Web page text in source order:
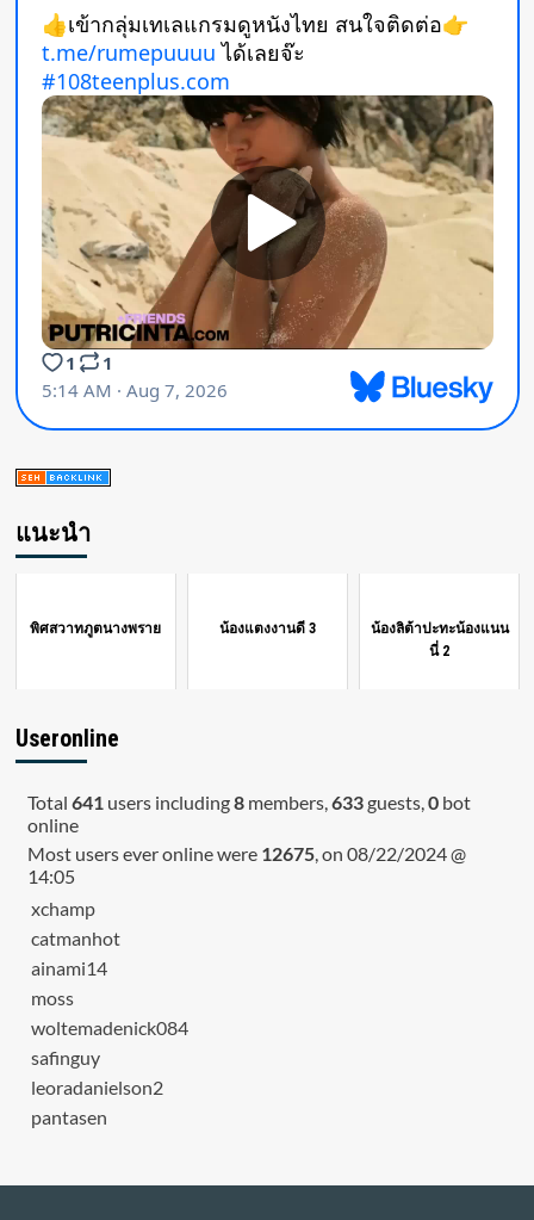
แนะนำ
พิศสวาทภูตนางพราย น้องแตงงานดี 3
น้องลิต้าปะทะน้องแนน
นี่ 2
Useronline
Total 641users including8members,633guests,0bot
online
Most users ever online were 12675, on 08/22/2024 @
14:05
xchamp
catmanhot
ainami14
moss
woltemadenick084
safinguy
leoradanielson2
pantasen